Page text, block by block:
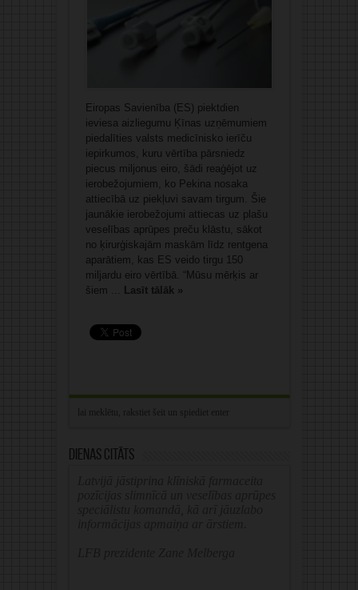
Eiropas Savienība (ES) piektdien
ieviesa aizliegumu Ķīnas uzņēmumiem
piedalīties valsts medicīnisko ierīču
iepirkumos, kuru vērtība pārsniedz
piecus miljonus eiro, šādi reaģējot uz
ierobežojumiem, ko Pekina nosaka
attiecībā uz piekļuvi savam tirgum. Šie
jaunākie ierobežojumi attiecas uz plašu
veselības aprūpes preču klāstu, sākot
no ķirurģiskajām maskām līdz rentgena
aparātiem, kas ES veido tirgu 150
miljardu eiro vērtībā. “Mūsu mērķis ar
šiem ... Lasīt tālāk »
Dienas citāts